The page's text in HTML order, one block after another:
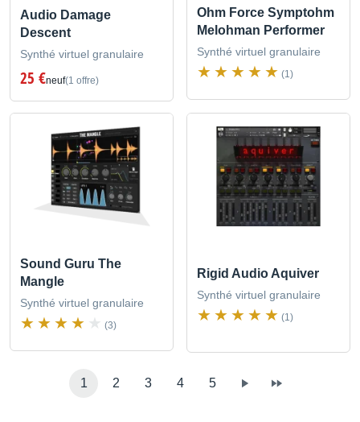
Audio Damage
Descent
Synthé virtuel granulaire
25 €neuf(1 offre)
Ohm Force Symptohm
Melohman Performer
Synthé virtuel granulaire
(1)
Sound Guru The
Mangle
Synthé virtuel granulaire
(3)
Rigid Audio Aquiver
Synthé virtuel granulaire
(1)
1 2 3 4 5